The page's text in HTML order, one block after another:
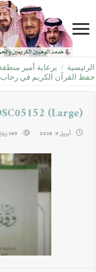
الرئيسية / برعاية أمير
حفظ القرآن الكريم في رحاب
(Large)
أبريل 9, 2018 149 زيارة